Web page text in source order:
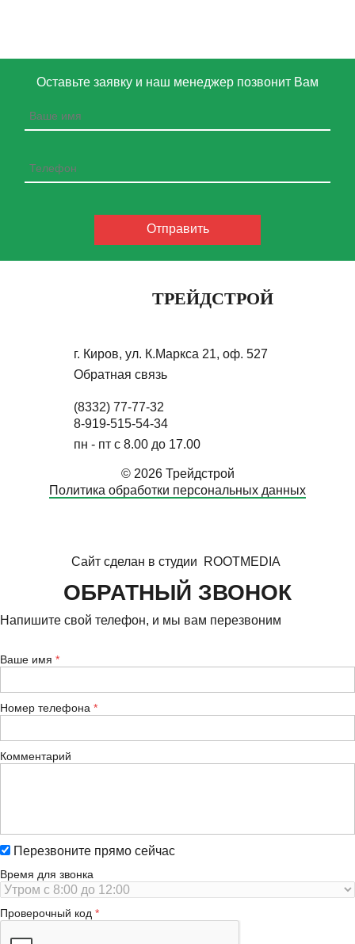
Оставьте заявку и наш менеджер позвонит Вам
ТРЕЙДСТРОЙ
г. Киров, ул. К.Маркса 21, оф. 527
Обратная связь
(8332) 77-77-32
8-919-515-54-34
пн - пт с 8.00 до 17.00
© 2026 Трейдстрой
Политика обработки персональных данных
Сайт сделан в студии ROOTMEDIA
ОБРАТНЫЙ ЗВОНОК
Напишите свой телефон, и мы вам перезвоним
Ваше имя
Номер телефона
Комментарий
Перезвоните прямо сейчас
Время для звонка
Проверочный код